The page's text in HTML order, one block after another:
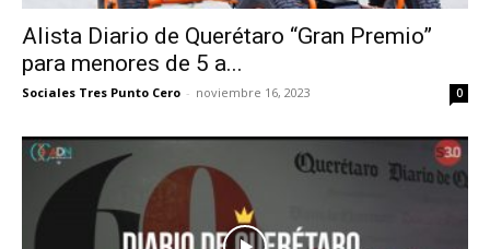
Alista Diario de Querétaro “Gran Premio”
para menores de 5 a...
Sociales Tres Punto Cero - noviembre 16, 2023 0